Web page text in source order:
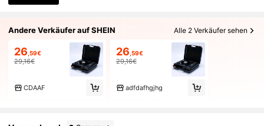
Andere Verkäufer auf SHEIN Alle 2 Verkäufer sehen
26 ,59€
29,16€
CDAAF
26 ,59€
29,16€
adfdafhgjhg